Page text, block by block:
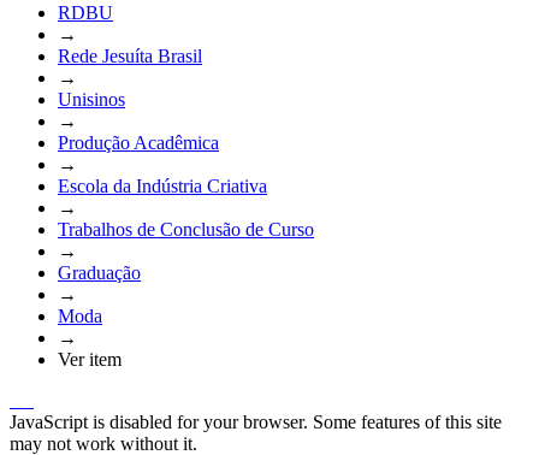
RDBU
→
Rede Jesuíta Brasil
→
Unisinos
→
Produção Acadêmica
→
Escola da Indústria Criativa
→
Trabalhos de Conclusão de Curso
→
Graduação
→
Moda
→
Ver item
JavaScript is disabled for your browser. Some features of this site
may not work without it.